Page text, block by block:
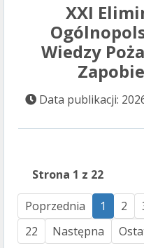
XXI
Wiedzy
Data publikacji:
Strona 1 z 22
Poprzednia 1 2
22
Następna